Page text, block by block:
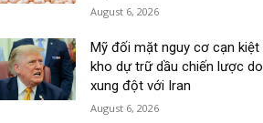
August 6, 2026
Mỹ đối mặt nguy cơ cạn kiệt
kho dự trữ dầu chiến lược do
xung đột với Iran
August 6, 2026